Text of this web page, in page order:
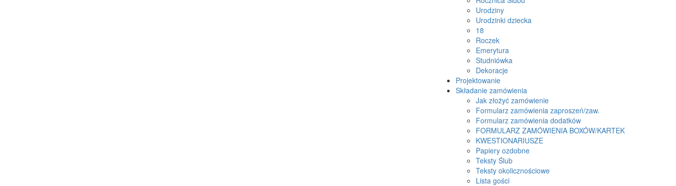
Urodziny
Urodzinki dziecka
18
Roczek
Emerytura
Studniówka
Dekoracje
Projektowanie
Składanie zamówienia
Jak złożyć zamówienie
Formularz zamówienia zaproszeń/zaw.
Formularz zamówienia dodatków
FORMULARZ ZAMÓWIENIA BOXÓW/KARTEK
KWESTIONARIUSZE
Papiery ozdobne
Teksty Ślub
Teksty okolicznościowe
Lista gości